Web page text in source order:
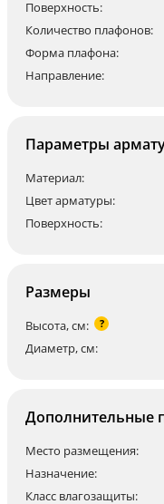
Поверхность:
Количество плафонов:
Форма плафона:
Направление:
Параметры
Материал:
Цвет арматуры:
Поверхность:
Размеры
Высота, см: ?
Диаметр, см:
Дополнительные
Место размещения:
Назначение:
Класс влагозащиты: